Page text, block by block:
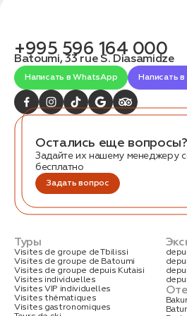
+995 596 164 000
Batoumi, 33 rue S. Diasamidze
Написать в WhatsApp Написать
Остались еще вопросы?
Задайте их нашему менеджеру
бесплатно
Задать вопрос
Туры
Visites de groupe de Tbilissi
Visites de groupe de Batoumi
Visites de groupe depuis Kutaisi
Visites individuelles
Visites VIP individuelles
Visites thématiques
Visites gastronomiques
Оставить заявку
Нажимая на кнопку, вы соглашаетесь с
Политики конфиденциальности
1. Выберите нужный
2. Заполните форму